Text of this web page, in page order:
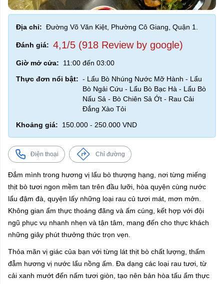
Địa chỉ: Đường Võ Văn Kiệt, Phường Cô Giang, Quận 1.
Đánh giá: 4,1/5 (918 Review by google)
Giờ mở cửa:
11:00 đến 03:00
Thực đơn nổi bật: - Lẩu Bò Nhúng Nước Mỡ Hành - Lẩu
Bò Ngải Cứu - Lẩu Bò Bạc Hà - Lẩu Bò
Nấu Sả - Bò Chiên Sả Ớt - Rau Cải
Đắng Xào Tỏi
Khoảng giá:
150.000 - 250.000 VND
Điện thoại Chỉ đường
Đắm mình trong hương vị lẩu bò thượng hạng, nơi từng miếng
thịt bò tươi ngon mềm tan trên đầu lưỡi, hòa quyện cùng nước
lẩu đậm đà, quyện lấy những loại rau củ tươi mát, mơn mởn.
Không gian ẩm thực thoáng đãng và ấm cúng, kết hợp với đội
ngũ phục vụ nhanh nhẹn và tận tâm, mang đến cho thực khách
những giây phút thưởng thức trọn vẹn.
Thỏa mãn vị giác của bạn với từng lát thịt bò chất lượng, thấm
đẫm hương vị nước lẩu nồng ấm. Đa dạng các loại rau tươi, từ
cải xanh mướt đến nấm tươi giòn, tạo nên bản hòa tấu ẩm thực